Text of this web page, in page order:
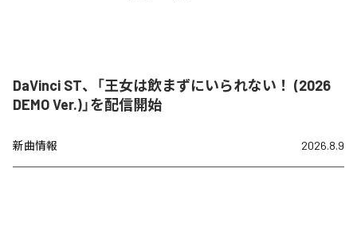
DaVinci ST、「王女は飲まずにいられない！ (2026
DEMO Ver.)」を配信開始
新曲情報 2026.8.9